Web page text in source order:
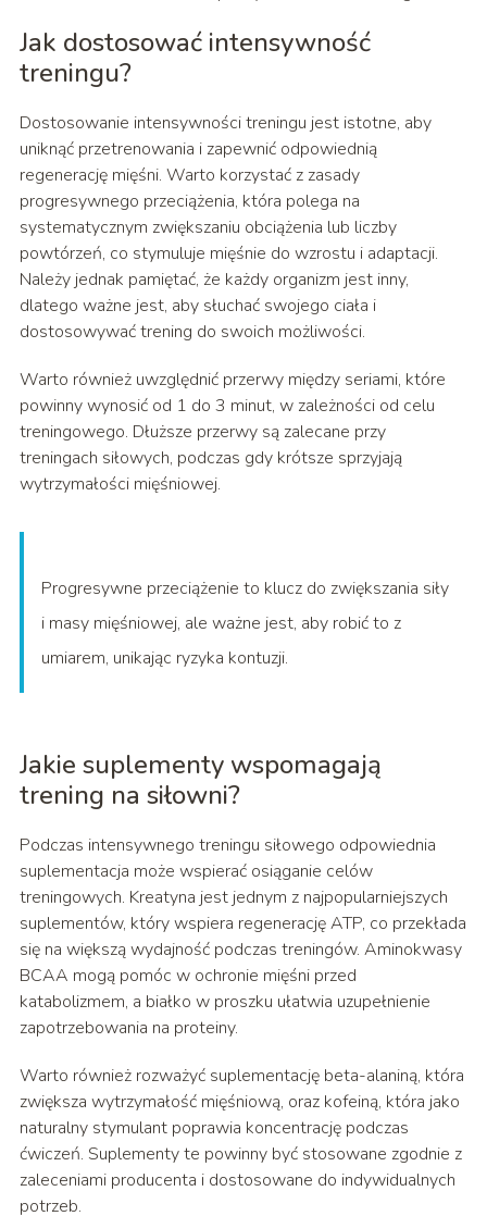
Jak dostosować intensywność
treningu?
Dostosowanie intensywności treningu jest istotne, aby
uniknąć przetrenowania i zapewnić odpowiednią
regenerację mięśni. Warto korzystać z zasady
progresywnego przeciążenia, która polega na
systematycznym zwiększaniu obciążenia lub liczby
powtórzeń, co stymuluje mięśnie do wzrostu i adaptacji.
Należy jednak pamiętać, że każdy organizm jest inny,
dlatego ważne jest, aby słuchać swojego ciała i
dostosowywać trening do swoich możliwości.
Warto również uwzględnić przerwy między seriami, które
powinny wynosić od 1 do 3 minut, w zależności od celu
treningowego. Dłuższe przerwy są zalecane przy
treningach siłowych, podczas gdy krótsze sprzyjają
wytrzymałości mięśniowej.
Progresywne przeciążenie to klucz do zwiększania siły
i masy mięśniowej, ale ważne jest, aby robić to z
umiarem, unikając ryzyka kontuzji.
Jakie suplementy wspomagają
trening na siłowni?
Podczas intensywnego treningu siłowego odpowiednia
suplementacja może wspierać osiąganie celów
treningowych. Kreatyna jest jednym z najpopularniejszych
suplementów, który wspiera regenerację ATP, co przekłada
się na większą wydajność podczas treningów. Aminokwasy
BCAA mogą pomóc w ochronie mięśni przed
katabolizmem, a białko w proszku ułatwia uzupełnienie
zapotrzebowania na proteiny.
Warto również rozważyć suplementację beta-alaniną, która
zwiększa wytrzymałość mięśniową, oraz kofeiną, która jako
naturalny stymulant poprawia koncentrację podczas
ćwiczeń. Suplementy te powinny być stosowane zgodnie z
zaleceniami producenta i dostosowane do indywidualnych
potrzeb.